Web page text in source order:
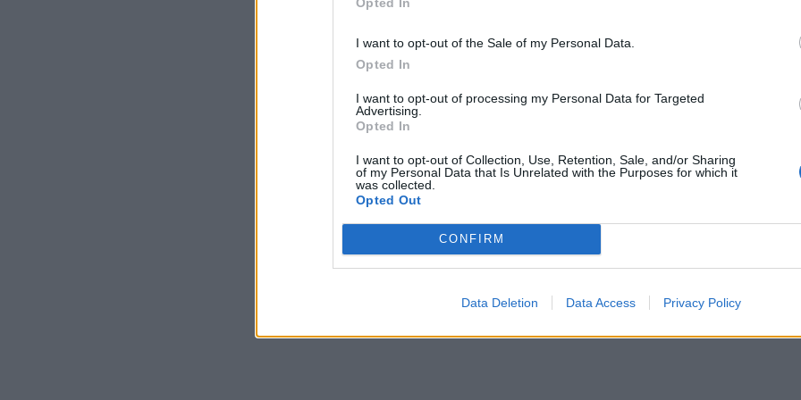
I want to opt-out of the Sale of my Personal Data.
Opted In
I want to opt-out of processing my Personal Data for Targeted
Advertising.
Opted In
I want to opt-out of Collection, Use, Retention, Sale, and/or Sharing
of my Personal Data that Is Unrelated with the Purposes for which it
was collected.
Opted Out
CONFIRM
Data Deletion Data Access Privacy Policy